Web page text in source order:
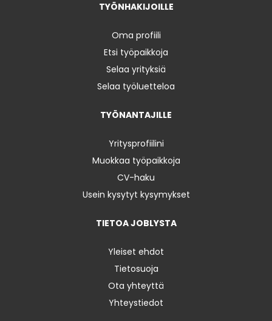
TYÖNHAKIJOILLE
Oma profiili
Etsi työpaikkoja
Selaa yrityksiä
Selaa työluetteloa
TYÖNANTAJILLE
Yritysprofiilini
Muokkaa työpaikkoja
CV-haku
Usein kysytyt kysymykset
TIETOA JOBLYSTA
Yleiset ehdot
Tietosuoja
Ota yhteyttä
Yhteystiedot